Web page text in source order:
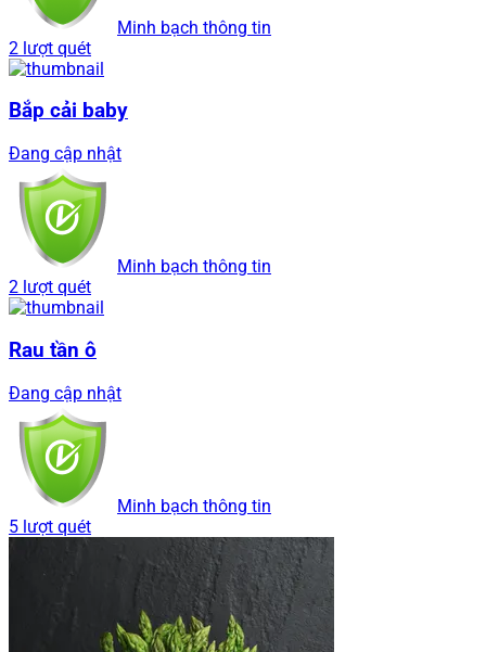
Minh bạch thông tin
2 lượt quét
Bắp cải baby
Đang cập nhật
Minh bạch thông tin
2 lượt quét
Rau tần ô
Đang cập nhật
Minh bạch thông tin
5 lượt quét